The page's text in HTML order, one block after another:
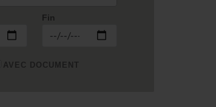
Fin
AVEC DOCUMENT